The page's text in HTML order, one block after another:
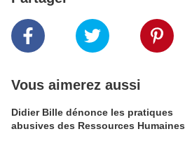
Vous aimerez aussi
Didier Bille dénonce les pratiques
abusives des Ressources Humaines